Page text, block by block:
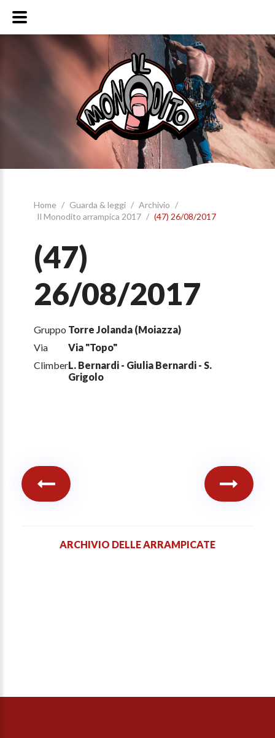
Home / Guarda & leggi / Archivio /
Il Monodito arrampica 2017 / (47) 26/08/2017
(47)
26/08/2017
Gruppo Torre Jolanda (Moiazza)
Via
Via "Topo"
ClimberL. Bernardi - Giulia Bernardi - S.
Grigolo
ARCHIVIO DELLE ARRAMPICATE